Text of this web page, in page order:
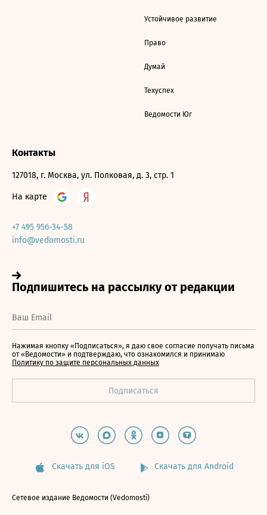
Устойчивое развитие
Право
Думай
Техуспех
Ведомости Юг
Контакты
127018, г. Москва, ул. Полковая, д. 3, стр. 1
На карте
+7 495 956-34-58
info@vedomosti.ru
Нажимая кнопку «Подписаться», я даю свое согласие получать письма
от «Ведомости» и подтверждаю, что ознакомился и принимаю
Политику по защите персональных данных
Скачать для iOS Скачать для Android
Сетевое издание Ведомости (Vedomosti)